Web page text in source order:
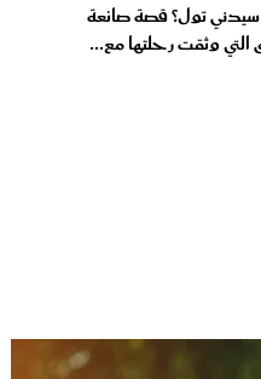
تول؟ قصة صانعة
التي وثقت رحلتها مع...